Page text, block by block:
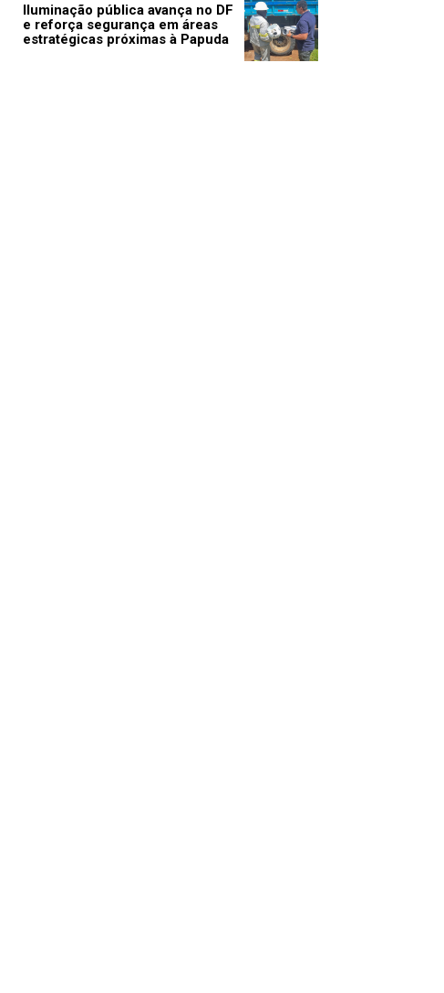
Iluminação pública avança no DF
e reforça segurança em áreas
estratégicas próximas à Papuda